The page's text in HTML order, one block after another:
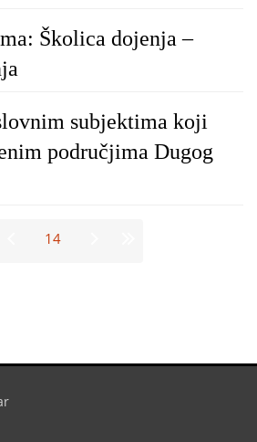
Školica dojenja –
subjektima koji
područjima Dugog
14